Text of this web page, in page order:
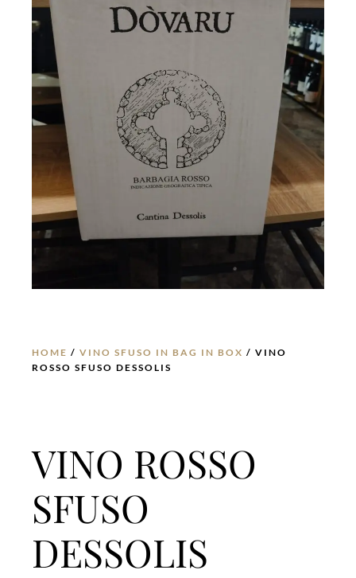
HOME /VINO SFUSO IN BAG IN BOX / VINO
ROSSO SFUSO DESSOLIS
VINO ROSSO
SFUSO
DESSOLIS